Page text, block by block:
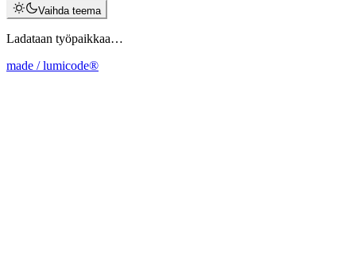
Vaihda teema
Ladataan työpaikkaa…
made / lumicode®